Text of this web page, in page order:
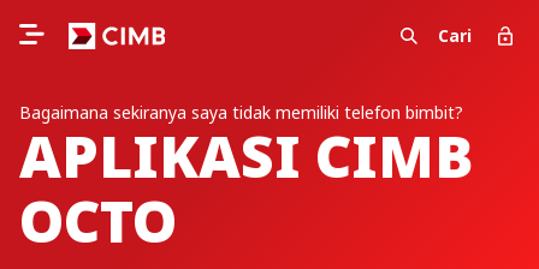
Cari
Bagaimana sekiranya saya tidak memiliki telefon bimbit?
APLIKASI CIMB
OCTO